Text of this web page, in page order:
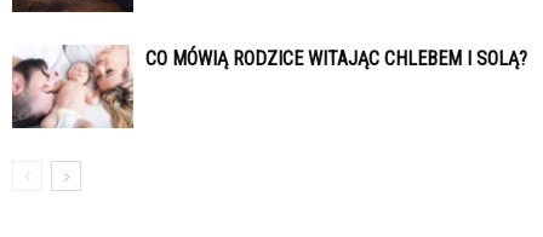
CO MÓWIĄ RODZICE WITAJĄC CHLEBEM I SOLĄ?